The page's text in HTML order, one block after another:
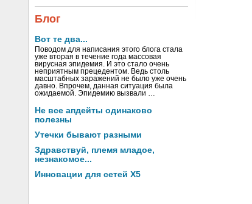
Блог
Вот те два...
Поводом для написания этого блога стала
уже вторая в течение года массовая
вирусная эпидемия. И это стало очень
неприятным прецедентом. Ведь столь
масштабных заражений не было уже очень
давно. Впрочем, данная ситуация была
ожидаемой. Эпидемию вызвали …
Не все апдейты одинаково
полезны
Утечки бывают разными
Здравствуй, племя младое,
незнакомое...
Инновации для сетей X5